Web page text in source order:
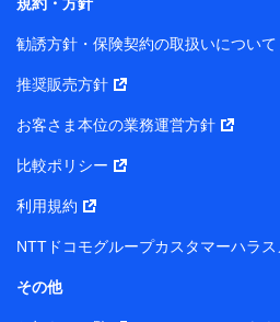
当社は株式会社NTTドコモ・フ
との間で、以下のとおり個人デ
す。
【共同して利用される利用データ
当社または株式会社NTTドコモ・
の個人データ
基本情報
性、連絡先、dポイントサービス
所、dポイント残高、dポイント利
勧誘方針・保険契約の取扱いについて
推奨販売方針
お客さま本位の業務運営方針
比較ポリシー
利用規約
NTTドコモグループカスタマーハラ
その他